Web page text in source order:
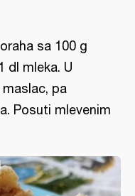
sa 100 g
dl mleka. U
pa
Posuti mlevenim